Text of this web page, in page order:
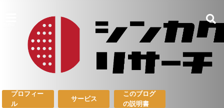
プロフィー
ル
サービス
このブログ
の説明書